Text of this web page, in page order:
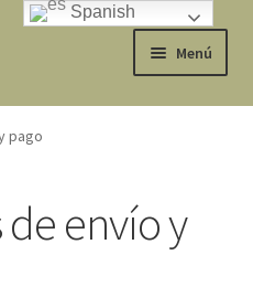
Menú
pago
envío y
Spanish